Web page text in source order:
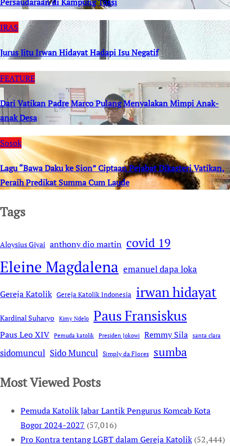
IRAS
Jurus Jitu Irwan Hidayat Hadapi Isu Negatif
FEATURE
Dari Vatikan Padre Marco Pulang Menyalakan Mimpi Anak-
anak Desa
Sosok
Lagu “Bawa Daku ke Sion” Ciptaan Pejabat Dikasteri Vatikan,
Peraih Predikat Summa Cum Laude
Tags
Aloysius Giyai anthony dio martin covid 19
Eleine Magdalena emanuel dapa loka
Gereja Katolik Gereja Katolik Indonesia irwan hidayat
Kardinal Suharyo Kimy Ndelo Paus Fransiskus
Paus Leo XIV Pemuda katolik Presiden Jokowi Remmy Sila santa clara
sidomuncul Sido Muncul Simply da Flores sumba
Most Viewed Posts
Pemuda Katolik Jabar Lantik Pengurus Komcab Kota
Bogor 2024-2027 (57,016)
Pro Kontra tentang LGBT dalam Gereja Katolik (52,444)